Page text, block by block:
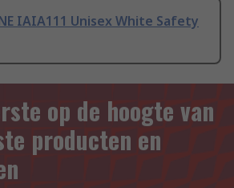
IAIA111 Unisex White Safety
op de hoogte van
producten en